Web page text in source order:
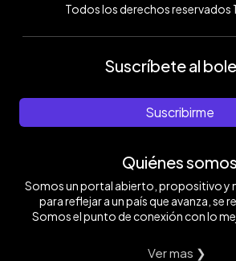
Todos los derechos
Suscríbete al
Suscribirme
Quiénes somos
Somos un portal abierto, propositivo y
para reflejar a un país que avanza, se
Somos el punto de conexión con lo
Ver mas ❯